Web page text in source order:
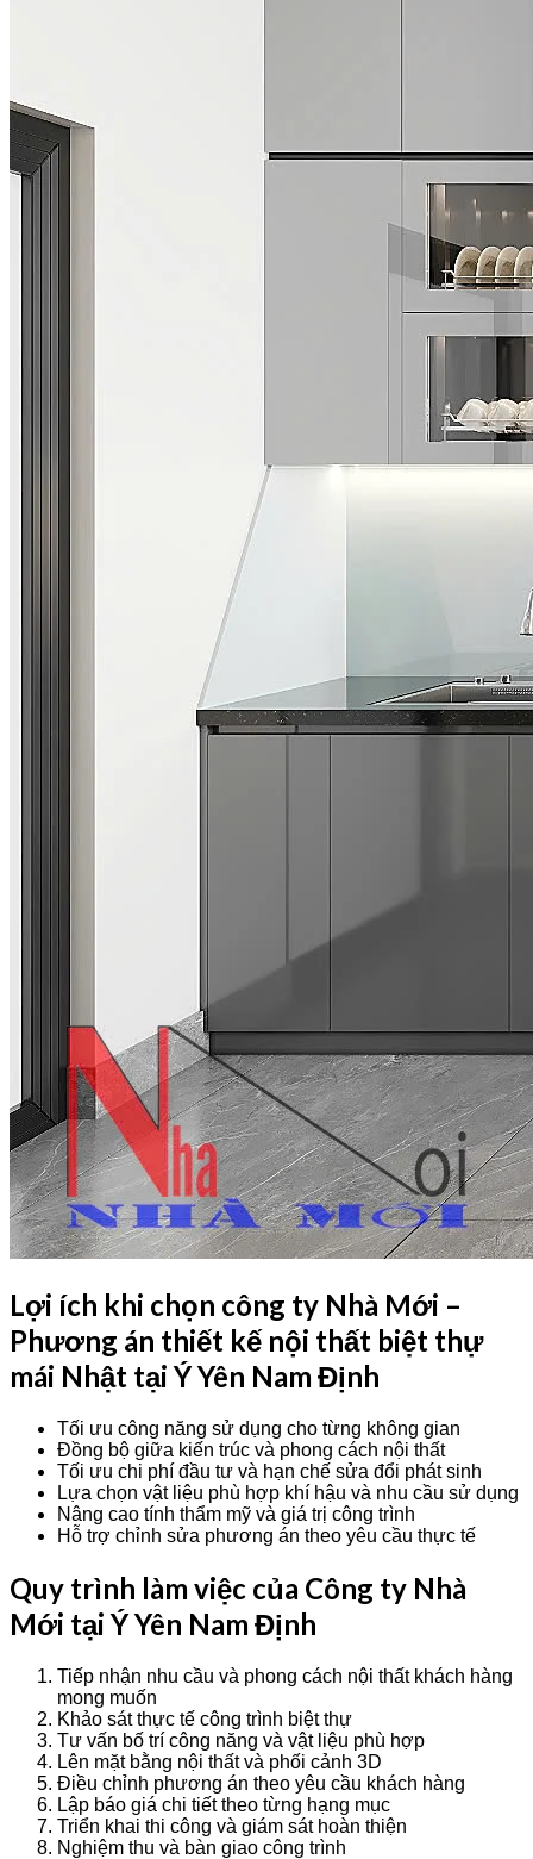
Lợi ích khi chọn công ty Nhà Mới –
Phương án thiết kế nội thất biệt thự
mái Nhật tại Ý Yên Nam Định
Tối ưu công năng sử dụng cho từng không gian
Đồng bộ giữa kiến trúc và phong cách nội thất
Tối ưu chi phí đầu tư và hạn chế sửa đổi phát sinh
Lựa chọn vật liệu phù hợp khí hậu và nhu cầu sử dụng
Nâng cao tính thẩm mỹ và giá trị công trình
Hỗ trợ chỉnh sửa phương án theo yêu cầu thực tế
Quy trình làm việc của Công ty Nhà
Mới tại Ý Yên Nam Định
Tiếp nhận nhu cầu và phong cách nội thất khách hàng
mong muốn
Khảo sát thực tế công trình biệt thự
Tư vấn bố trí công năng và vật liệu phù hợp
Lên mặt bằng nội thất và phối cảnh 3D
Điều chỉnh phương án theo yêu cầu khách hàng
Lập báo giá chi tiết theo từng hạng mục
Triển khai thi công và giám sát hoàn thiện
Nghiệm thu và bàn giao công trình